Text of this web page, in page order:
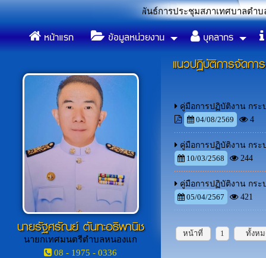
งแก เรื่อง ประชาสัมพันธ์การประชุมสภาเทศบาลตำบลหนองแก สมั
หน้าแรก ข้อมูลหน่วยงาน บุคลากร
นายรัฐศรัณย์ ตันทะอธิพานิช
นายกเทศมนตรีตำบลหนองแก
08 - 1975 - 0336
แนวปฏิบัติการจัดกา
คู่มือการปฏิบัติงาน กระ
04/08/2569
4
คู่มือการปฏิบัติงาน กระ
10/03/2568
244
คู่มือการปฏิบัติงาน กระ
05/04/2567
421
หน้าที่ 1 ทั้งห